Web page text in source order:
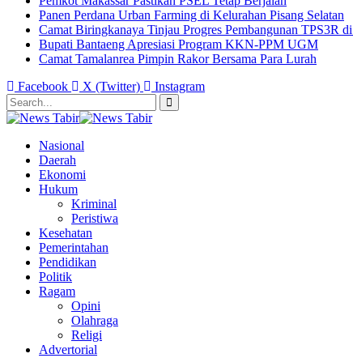
Panen Perdana Urban Farming di Kelurahan Pisang Selatan
Camat Biringkanaya Tinjau Progres Pembangunan TPS3R
Bupati Bantaeng Apresiasi Program KKN-PPM UGM
Camat Tamalanrea Pimpin Rakor Bersama Para Lurah
Facebook
X (Twitter) Instagram
Nasional
Daerah
Ekonomi
Hukum
Kriminal
Peristiwa
Kesehatan
Pemerintahan
Pendidikan
Politik
Ragam
Opini
Olahraga
Religi
Advertorial